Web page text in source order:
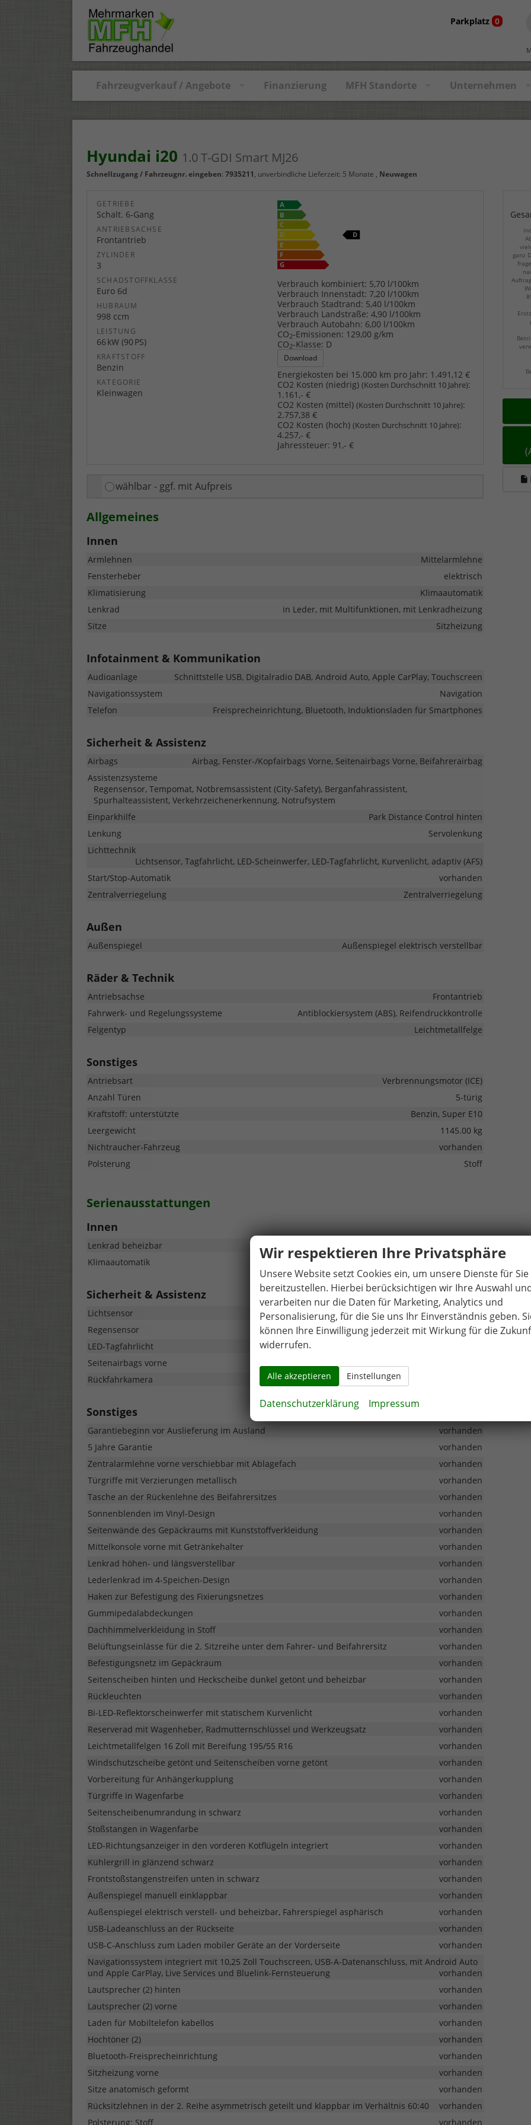
Parkplatz 0
Fahrzeugverkauf / Angebote Finanzierung MFH Standorte Unternehmen
Hyundai i20 1.0 T-GDI Smart MJ26
Schnellzugang / Fahrzeugnr. eingeben: 7935211, unverbindliche Lieferzeit: 5 Monate , Neuwagen
ganz
GETRIEBE
Schalt. 6-Gang
ANTRIEBSACHSE
Frontantrieb
ZYLINDER
3
SCHADSTOFFKLASSE
Euro 6d
HUBRAUM
998 ccm
LEISTUNG
66 kW (90 PS)
KRAFTSTOFF
Benzin
KATEGORIE
Kleinwagen
Verbrauch kombiniert: 5,70 l/100km
Verbrauch Innenstadt: 7,20 l/100km
Verbrauch Stadtrand: 5,40 l/100km
Verbrauch Landstraße: 4,90 l/100km
Verbrauch Autobahn: 6,00 l/100km
CO2-Emissionen: 129,00 g/km
CO2-Klasse: D
Download
Energiekosten bei 15.000 km pro Jahr: 1.491,12 €
CO2 Kosten (niedrig)(Kosten Durchschnitt 10 Jahre):
1.161,- €
CO2 Kosten (mittel)(Kosten Durchschnitt 10 Jahre):
2.757,38 €
CO2 Kosten (hoch)(Kosten Durchschnitt 10 Jahre):
4.257,- €
Jahressteuer: 91,- €
wählbar - ggf. mit Aufpreis
Allgemeines
Innen
Armlehnen
Mittelarmlehne
Fensterheber
elektrisch
Klimatisierung
Klimaautomatik
Lenkrad
in Leder, mit Multifunktionen, mit Lenkradheizung
Sitze
Sitzheizung
Infotainment & Kommunikation
Audioanlage
Schnittstelle USB, Digitalradio DAB, Android Auto, Apple CarPlay, Touchscreen
Navigationssystem
Navigation
Telefon
Freisprecheinrichtung, Bluetooth, Induktionsladen für Smartphones
Sicherheit & Assistenz
Airbags
Airbag, Fenster-/Kopfairbags Vorne, Seitenairbags Vorne, Beifahrerairbag
Assistenzsysteme
Regensensor, Tempomat, Notbremsassistent (City-Safety), Berganfahrassistent,
Spurhalteassistent, Verkehrzeichenerkennung, Notrufsystem
Einparkhilfe
Park Distance Control hinten
Lenkung
Servolenkung
Lichttechnik
Lichtsensor, Tagfahrlicht, LED-Scheinwerfer, LED-Tagfahrlicht, Kurvenlicht, adaptiv (AFS)
Start/Stop-Automatik
vorhanden
Zentralverriegelung
Zentralverriegelung
Außen
Außenspiegel Außenspiegel elektrisch verstellbar
Räder & Technik
Antriebsachse
Frontantrieb
Fahrwerk- und Regelungssysteme
Antiblockiersystem (ABS), Reifendruckkontrolle
Felgentyp
Leichtmetallfelge
Sonstiges
Antriebsart
Verbrennungsmotor (ICE)
Anzahl Türen
5-türig
Kraftstoff: unterstützte
Benzin, Super E10
Leergewicht
1145.00 kg
Nichtraucher-Fahrzeug
vorhanden
Polsterung
Stoff
Serienausstattungen
Innen
Lenkrad beheizbar
vorhanden
Klimaautomatik
vorhanden
Sicherheit & Assistenz
Lichtsensor
vorhanden
Regensensor
vorhanden
LED-Tagfahrlicht
Seitenairbags vorne
Rückfahrkamera
Sonstiges
Garantiebeginn vor Auslieferung im Ausland
vorhanden
5 Jahre Garantie
vorhanden
Zentralarmlehne vorne verschiebbar mit Ablagefach
vorhanden
Türgriffe mit Verzierungen metallisch
vorhanden
Tasche an der Rückenlehne des Beifahrersitzes
vorhanden
Sonnenblenden im Vinyl-Design
vorhanden
Seitenwände des Gepäckraums mit Kunststoffverkleidung
vorhanden
Mittelkonsole vorne mit Getränkehalter
vorhanden
Lenkrad höhen- und längsverstellbar
vorhanden
Lederlenkrad im 4-Speichen-Design
vorhanden
Haken zur Befestigung des Fixierungsnetzes
vorhanden
Gummipedalabdeckungen
vorhanden
Dachhimmelverkleidung in Stoff
vorhanden
Belüftungseinlässe für die 2. Sitzreihe unter dem Fahrer- und Beifahrersitz
vorhanden
Befestigungsnetz im Gepäckraum
vorhanden
Seitenscheiben hinten und Heckscheibe dunkel getönt und beheizbar
vorhanden
Rückleuchten
vorhanden
Bi-LED-Reflektorscheinwerfer mit statischem Kurvenlicht
vorhanden
Reserverad mit Wagenheber, Radmutternschlüssel und Werkzeugsatz
vorhanden
Leichtmetallfelgen 16 Zoll mit Bereifung 195/55 R16
vorhanden
Windschutzscheibe getönt und Seitenscheiben vorne getönt
vorhanden
Vorbereitung für Anhängerkupplung
vorhanden
Türgriffe in Wagenfarbe
vorhanden
Seitenscheibenumrandung in schwarz
vorhanden
Stoßstangen in Wagenfarbe
vorhanden
LED-Richtungsanzeiger in den vorderen Kotflügeln integriert
vorhanden
Kühlergrill in glänzend schwarz
vorhanden
Frontstoßstangenstreifen unten in schwarz
vorhanden
Außenspiegel manuell einklappbar
vorhanden
Außenspiegel elektrisch verstell- und beheizbar, Fahrerspiegel asphärisch
vorhanden
USB-Ladeanschluss an der Rückseite
vorhanden
USB-C-Anschluss zum Laden mobiler Geräte an der Vorderseite
vorhanden
Navigationssystem integriert mit 10,25 Zoll Touchscreen, USB-A-Datenanschluss, mit Android Auto
und Apple CarPlay, Live Services und Bluelink-Fernsteuerung
vorhanden
Lautsprecher (2) hinten
vorhanden
Lautsprecher (2) vorne
vorhanden
Laden für Mobiltelefon kabellos
vorhanden
Hochtöner (2)
vorhanden
Bluetooth-Freisprecheinrichtung
vorhanden
Sitzheizung vorne
vorhanden
Sitze anatomisch geformt
vorhanden
Rücksitzlehnen in der 2. Reihe asymmetrisch geteilt und klappbar im Verhältnis 60:40
vorhanden
Polsterung: Stoff
vorhanden
Wir respektieren Ihre Privatsphäre
Unsere Website setzt Cookies ein, um unsere Dienste für Sie
bereitzustellen. Hierbei berücksichtigen wir Ihre Auswahl
verarbeiten nur die Daten für Marketing, Analytics und
Personalisierung, für die Sie uns Ihr Einverständnis geben.
können Ihre Einwilligung jederzeit mit Wirkung für die
widerrufen.
Alle akzeptieren Einstellungen
Datenschutzerklärung Impressum